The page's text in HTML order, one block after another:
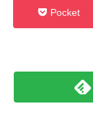
Pocket